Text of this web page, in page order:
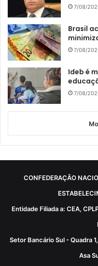
7/08/
Brasil
7/08/
Ideb é
7/08/
CONFEDERAÇÃO
Entidade Filiada a: CEA,
Setor Bancário Sul - Quadra
Asa